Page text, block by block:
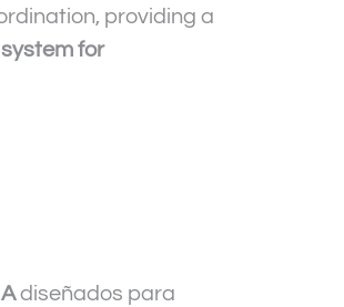
providing a
for
diseñados para